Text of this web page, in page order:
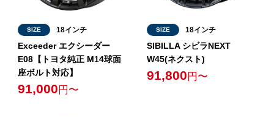
SIZE 18インチ
Exceeder エクシーダー
E08【トヨタ純正 M14球面
座ボルト対応】
91,000 円〜
SIZE 18インチ
SIBILLA シビラNEXT
W45(ネクスト)
91,800 円〜